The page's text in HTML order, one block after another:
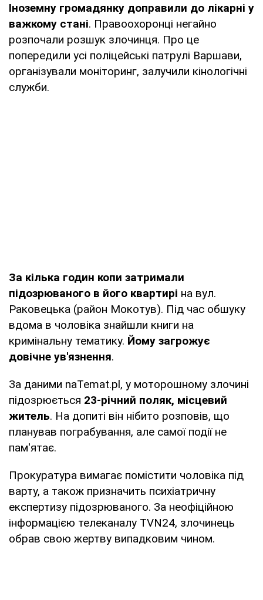
Іноземну громадянку доправили до лікарні у
важкому стані. Правоохоронці негайно
розпочали розшук злочинця. Про це
попередили усі поліцейські патрулі Варшави,
організували моніторинг, залучили кінологічні
служби.
За кілька годин копи затримали
підозрюваного в його квартирі на вул.
Раковецька (район Мокотув). Під час обшуку
вдома в чоловіка знайшли книги на
кримінальну тематику. Йому загрожує
довічне ув'язнення.
За даними naTemat.pl, у моторошному злочині
підозрюється 23-річний поляк, місцевий
житель. На допиті він нібито розповів, що
планував пограбування, але самої події не
пам'ятає.
Прокуратура вимагає помістити чоловіка під
варту, а також призначить психіатричну
експертизу підозрюваного. За неофіційною
інформацією телеканалу TVN24, злочинець
обрав свою жертву випадковим чином.